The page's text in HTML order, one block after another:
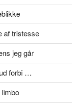
af tristesse
jeg går
forbi …
limbo